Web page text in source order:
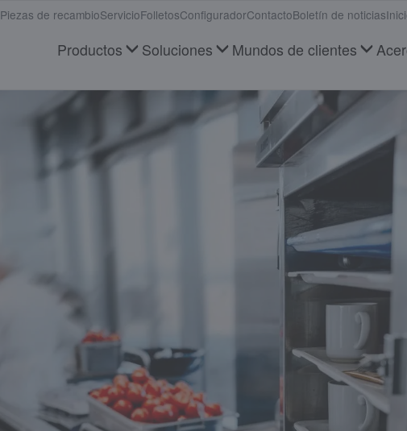
Productos Soluciones Mundos de clientes
Piezas de recambioServicioFolletosConfiguradorContactoBoletín de noticias